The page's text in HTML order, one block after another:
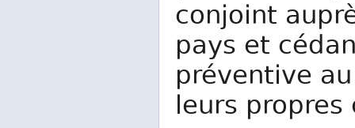
conjoint
pays et
préventive
leurs propres